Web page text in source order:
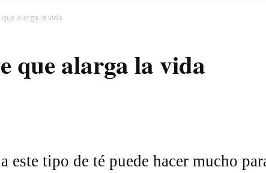
que alarga la vida
que alarga la vida
este tipo de té puede hacer mucho